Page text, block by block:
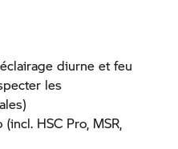
diurne et feu
les
HSC Pro, MSR,